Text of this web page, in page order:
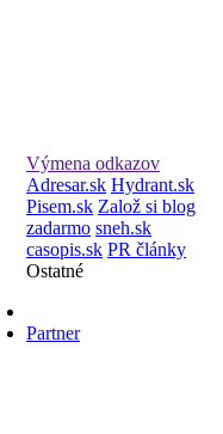
Výmena odkazov
Adresar.sk Hydrant.sk
Pisem.sk Založ si blog
zadarmo sneh.sk
casopis.sk PR články
Ostatné
Partner